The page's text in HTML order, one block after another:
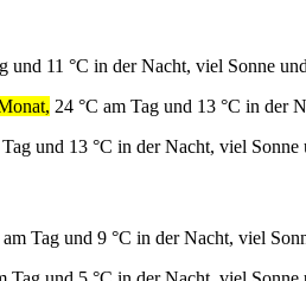
und 11 °C in der Nacht, viel Sonne
24 °C am Tag und 13 °C in der
Tag und 13 °C in der Nacht, viel Sonne
am Tag und 9 °C in der Nacht, viel